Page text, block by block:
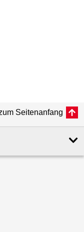
Seitenanfang